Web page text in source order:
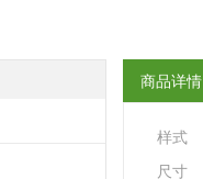
商品详情
样式
尺寸